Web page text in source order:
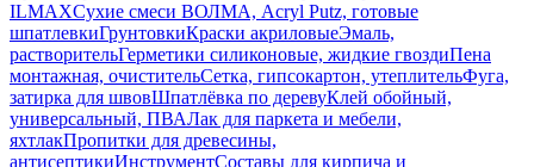
ILMAXСухие смеси ВОЛМА, Acryl Putz, готовые
шпатлевкиГрунтовкиКраски акриловыеЭмаль,
растворительГерметики силиконовые, жидкие гвоздиПена
монтажная, очистительСетка, гипсокартон, утеплительФуга,
затирка для швовШпатлёвка по деревуКлей обойный,
универсальный, ПВАЛак для паркета и мебели,
яхтлакПропитки для древесины,
антисептикиИнструментСоставы для кирпича и